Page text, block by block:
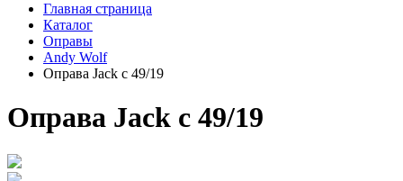
Главная страница
Каталог
Оправы
Andy Wolf
Оправа Jack c 49/19
Оправа Jack c 49/19